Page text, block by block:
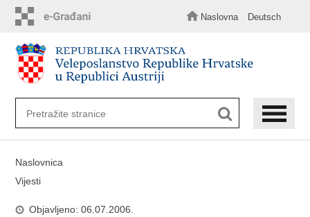
sadržaj
Naslovna Deutsch
Naslovnica
Vijesti
Objavljeno: 06.07.2006.